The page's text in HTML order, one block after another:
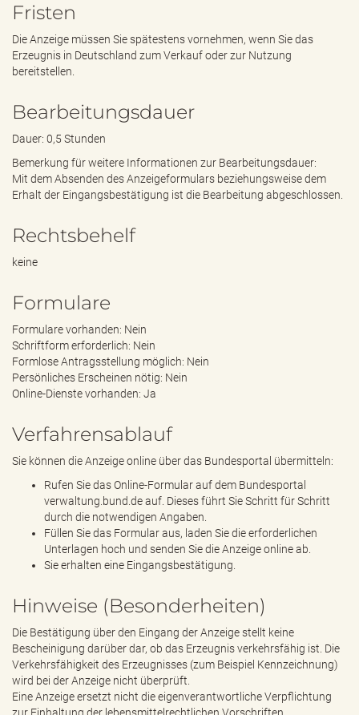
Fristen
Die Anzeige müssen Sie spätestens vornehmen, wenn Sie das
Erzeugnis in Deutschland zum Verkauf oder zur Nutzung
bereitstellen.
Bearbeitungsdauer
Dauer: 0,5 Stunden
Bemerkung für weitere Informationen zur Bearbeitungsdauer:
Mit dem Absenden des Anzeigeformulars beziehungsweise dem
Erhalt der Eingangsbestätigung ist die Bearbeitung abgeschlossen.
Rechtsbehelf
keine
Formulare
Formulare vorhanden: Nein
Schriftform erforderlich: Nein
Formlose Antragsstellung möglich: Nein
Persönliches Erscheinen nötig: Nein
Online-Dienste vorhanden: Ja
Verfahrensablauf
Sie können die Anzeige online über das Bundesportal übermitteln:
Rufen Sie das Online-Formular auf dem Bundesportal
verwaltung.bund.de auf. Dieses führt Sie Schritt für Schritt
durch die notwendigen Angaben.
Füllen Sie das Formular aus, laden Sie die erforderlichen
Unterlagen hoch und senden Sie die Anzeige online ab.
Sie erhalten eine Eingangsbestätigung.
Hinweise (Besonderheiten)
Die Bestätigung über den Eingang der Anzeige stellt keine
Bescheinigung darüber dar, ob das Erzeugnis verkehrsfähig ist. Die
Verkehrsfähigkeit des Erzeugnisses (zum Beispiel Kennzeichnung)
wird bei der Anzeige nicht überprüft.
Eine Anzeige ersetzt nicht die eigenverantwortliche Verpflichtung